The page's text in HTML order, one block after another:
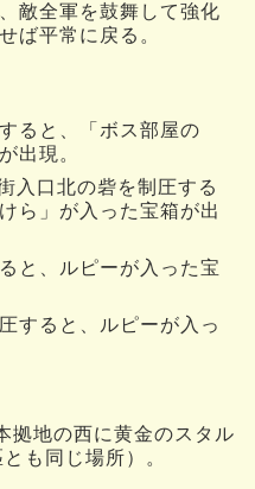
敵全軍を鼓舞して強化
ば平常に戻る。
ると、「ボス部屋の
出現。
入口北の砦を制圧する
ら」が入った宝箱が出
と、ルピーが入った宝
すると、ルピーが入っ
拠地の西に黄金のスタル
も同じ場所）。